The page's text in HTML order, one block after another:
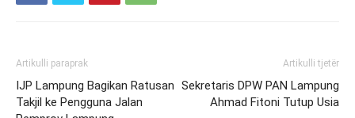
Artikulli paraprak
IJP Lampung Bagikan Ratusan
Takjil ke Pengguna Jalan
Artikulli tjetër
Sekretaris DPW PAN Lampung
Ahmad Fitoni Tutup Usia